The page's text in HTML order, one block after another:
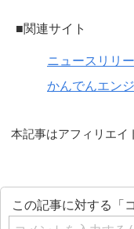
■関連サイト
ニュースリリ
かんでんエン
本記事はアフィリエイ